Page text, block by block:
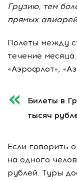
Грузию, тем
прямых
Полеты между
течение
«Аэрофлот»,
Билеты в
тысяч
Если говорить
на одного
рублей. Туры